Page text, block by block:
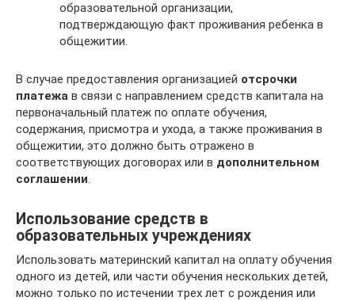
образовательной организации,
подтверждающую факт проживания ребенка в
общежитии.
В случае предоставления организацией отсрочки
платежа в связи с направлением средств капитала на
первоначальный платеж по оплате обучения,
содержания, присмотра и ухода, а также проживания в
общежитии, это должно быть отражено в
соответствующих договорах или в дополнительном
соглашении
Использование средств в
образовательных учреждениях
Использовать материнский капитал на оплату обучения
одного из детей, или части обучения нескольких детей,
можно только по истечении трех лет с рождения или